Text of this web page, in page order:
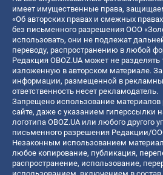
имеет имущественные права,
«Об авторских правах и смежных
без письменного разрешения ООО
использовать, они не подлежат
переводу, распространению в любой
Редакция OBOZ.UA может не разделять
изложенную в авторском материале. За
информации, размещенной в
ответственность несет рекламодатель.
Запрещено использование
сайте, даже с указанием гиперссылки
логотипа OBOZ.UA или любого другого
письменного разрешения Редакции/
Незаконным использованием
любое копирование, публикация,
распространение, использование,